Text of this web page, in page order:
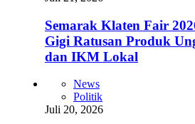
Semarak Klaten Fair
Gigi Ratusan Produk
dan IKM Lokal
News
Politik
Juli 20, 2026